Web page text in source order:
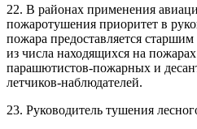
22. В районах применения
пожаротушения приоритет в
пожара предоставляется
из числа находящихся на
парашютистов-пожарных и
летчиков-наблюдателей.
23. Руководитель тушения